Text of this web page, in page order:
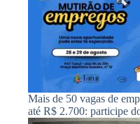
Mais de 50 vagas de
até R$ 2.700: participe